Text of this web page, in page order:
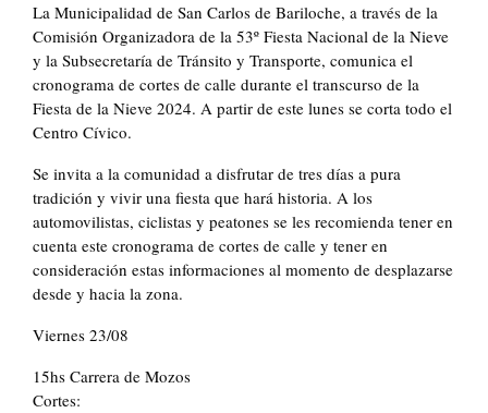
La Municipalidad de San Carlos de Bariloche, a través de la
Comisión Organizadora de la 53º Fiesta Nacional de la Nieve
y la Subsecretaría de Tránsito y Transporte, comunica el
cronograma de cortes de calle durante el transcurso de la
Fiesta de la Nieve 2024. A partir de este lunes se corta todo el
Centro Cívico.
Se invita a la comunidad a disfrutar de tres días a pura
tradición y vivir una fiesta que hará historia. A los
automovilistas, ciclistas y peatones se les recomienda tener en
cuenta este cronograma de cortes de calle y tener en
consideración estas informaciones al momento de desplazarse
desde y hacia la zona.
Viernes 23/08
15hs Carrera de Mozos
Cortes: